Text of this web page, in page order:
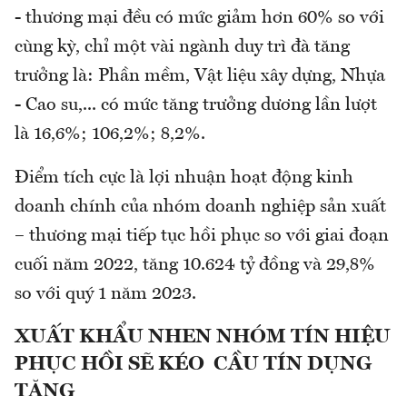
- thương mại đều có mức giảm hơn 60% so với
cùng kỳ, chỉ một vài ngành duy trì đà tăng
trưởng là: Phần mềm, Vật liệu xây dựng, Nhựa
- Cao su,... có mức tăng trưởng dương lần lượt
là 16,6%; 106,2%; 8,2%.
Điểm tích cực là lợi nhuận hoạt động kinh
doanh chính của nhóm doanh nghiệp sản xuất
– thương mại tiếp tục hồi phục so với giai đoạn
cuối năm 2022, tăng 10.624 tỷ đồng và 29,8%
so với quý 1 năm 2023.
XUẤT KHẨU NHEN NHÓM TÍN HIỆU
PHỤC HỒI SẼ KÉO CẦU TÍN DỤNG
TĂNG